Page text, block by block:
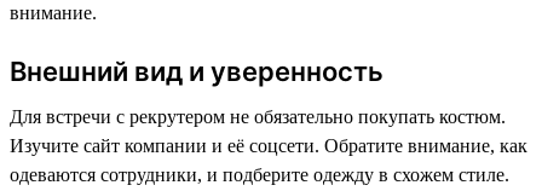
внимание.
Внешний вид и уверенность
Для встречи с рекрутером не обязательно покупать костюм.
Изучите сайт компании и её соцсети. Обратите внимание, как
одеваются сотрудники, и подберите одежду в схожем стиле.